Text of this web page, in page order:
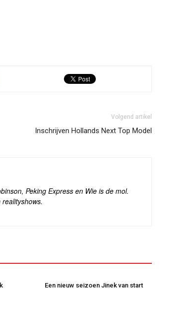
Volgend artikel
Inschrijven Hollands Next Top Model
Peking Express en Wie is de mol.
Een nieuw seizoen Jinek van start